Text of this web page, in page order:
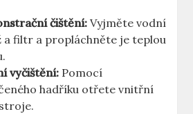
čištění: Vyjměte vodní
a filtr a propláchněte je teplou‍
vyčištění: Pomocí
hadříku otřete vnitřní